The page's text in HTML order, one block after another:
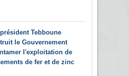
Tebboune
le Gouvernement
l'exploitation de
de fer et de zinc